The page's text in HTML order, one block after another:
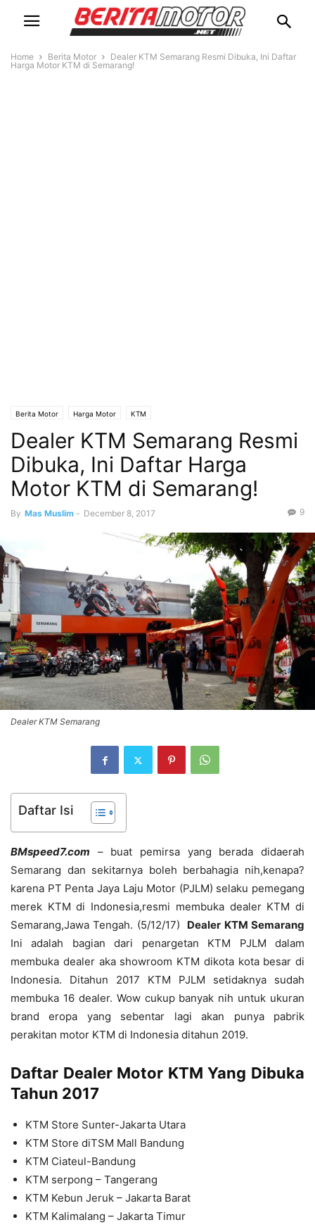
Home Berita Motor
Dealer KTM Semarang Resmi Dibuka, Ini Daftar
Harga Motor KTM di Semarang!
Berita Motor Harga Motor KTM
Dealer KTM Semarang Resmi
Dibuka, Ini Daftar Harga
Motor KTM di Semarang!
By Mas Muslim - December 8, 2017 9
Dealer KTM Semarang
Daftar Isi
BMspeed7.com
– buat pemirsa yang berada didaerah
Semarang dan sekitarnya boleh berbahagia nih,kenapa?
karena PT Penta Jaya Laju Motor (PJLM) selaku pemegang
merek KTM di Indonesia,resmi membuka dealer KTM di
Semarang,Jawa Tengah. (5/12/17) Dealer KTM Semarang
Ini adalah bagian dari penargetan KTM PJLM dalam
membuka dealer aka showroom KTM dikota kota besar di
Indonesia. Ditahun 2017 KTM PJLM setidaknya sudah
membuka 16 dealer. Wow cukup banyak nih untuk ukuran
brand eropa yang sebentar lagi akan punya pabrik
perakitan motor KTM di Indonesia ditahun 2019.
Daftar Dealer Motor KTM Yang Dibuka
Tahun 2017
KTM Store Sunter-Jakarta Utara
KTM Store diTSM Mall Bandung
KTM Ciateul-Bandung
KTM serpong – Tangerang
KTM Kebun Jeruk – Jakarta Barat
KTM Kalimalang – Jakarta Timur